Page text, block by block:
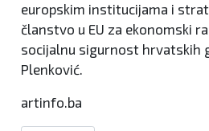
europskim institucijama i
članstvo u EU za ekonomski
socijalnu sigurnost hrvatskih
Plenković.
artinfo.ba